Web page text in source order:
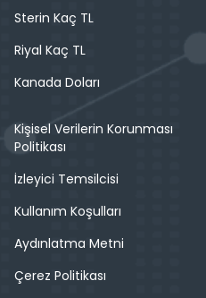
Sterin Kaç TL
Riyal Kaç TL
Kanada Doları
Kişisel Verilerin Korunması
Politikası
İzleyici Temsilcisi
Kullanım Koşulları
Aydınlatma Metni
Çerez Politikası